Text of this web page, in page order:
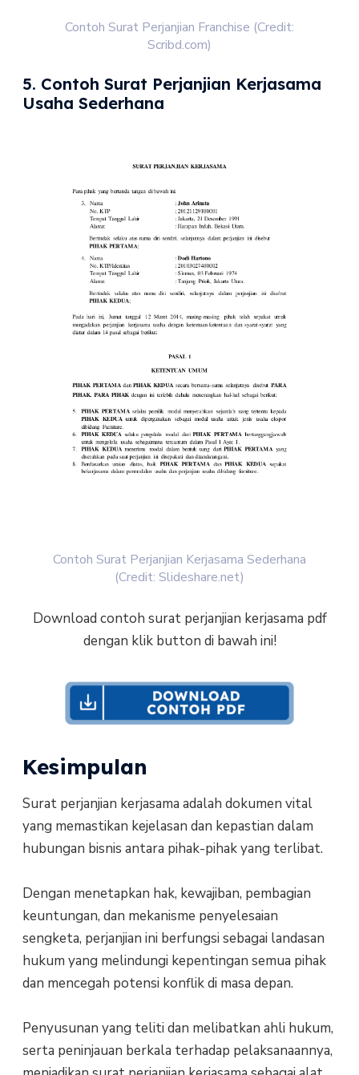
Contoh Surat Perjanjian Franchise (Credit:
Scribd.com)
5. Contoh Surat Perjanjian Kerjasama
Usaha Sederhana
Contoh Surat Perjanjian Kerjasama Sederhana
(Credit: Slideshare.net)
Download contoh surat perjanjian kerjasama pdf
dengan klik button di bawah ini!
Kesimpulan
Surat perjanjian kerjasama adalah dokumen vital
yang memastikan kejelasan dan kepastian dalam
hubungan bisnis antara pihak-pihak yang terlibat.
Dengan menetapkan hak, kewajiban, pembagian
keuntungan, dan mekanisme penyelesaian
sengketa, perjanjian ini berfungsi sebagai landasan
hukum yang melindungi kepentingan semua pihak
dan mencegah potensi konflik di masa depan.
Penyusunan yang teliti dan melibatkan ahli hukum,
serta peninjauan berkala terhadap pelaksanaannya,